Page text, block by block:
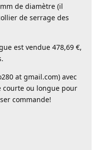
de diamètre (il
de serrage des
est vendue 478,69 €,
at gmail.com) avec
courte ou longue pour
commande!